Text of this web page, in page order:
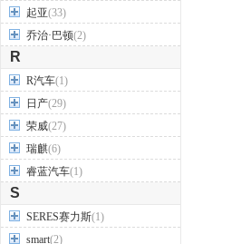
起亚(33)
乔治·巴顿(2)
R
R汽车(1)
日产(29)
荣威(27)
瑞麒(6)
睿蓝汽车(1)
S
SERES赛力斯(1)
smart(2)